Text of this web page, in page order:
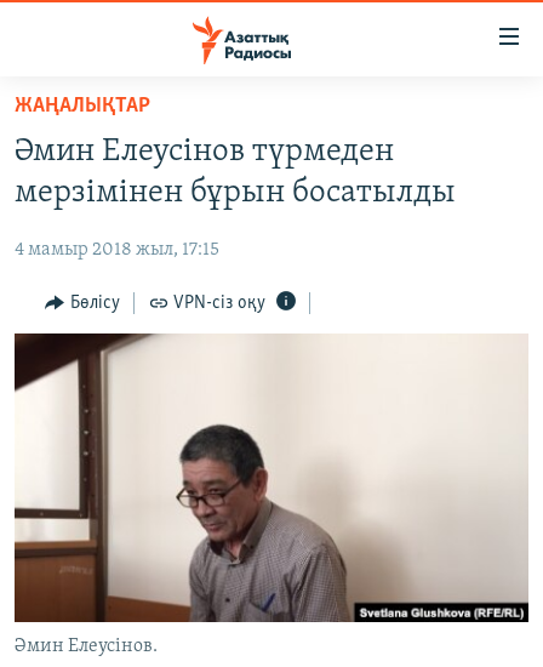
Skip
main
content
to
Navigation
Skip
Search
AZATTYQTV
ҚАҢТАР ОҚИҒАСЫ
АДАМ ҚҰҚЫҚТАРЫ
ӘЛЕУМЕТ
ӘЛЕМ
АРНАЙЫ ЖОБАЛАР
Русский
ЖАЗЫЛЫҢЫЗ
ЖАҢАЛЫҚТАР
Әмин Елеусінов түрмеден
мерзімінен бұрын босатылды
4 мамыр 2018 жыл, 17:15
Бөлісу VPN-сіз оқу
Әмин Елеусінов.